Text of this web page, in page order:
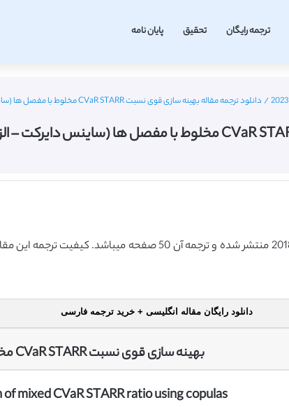
ترجمه رایگان تحقیق پایان نامه
/ دانلود ترجمه مقاله بهینه سازی قوی نسبت CVaR STARR مخلوط با مفصل ها (ساینس دایرکت – الزویر 2018) (ترجمه ویژه – طلایی
دانلود رایگان مقاله انگلیسی + خرید ترجمه فارسی
بهینه سازی قوی نسبت CVaR STARR مخلوط با مفصل ها
mixed CVaR STARR ratio using copulas